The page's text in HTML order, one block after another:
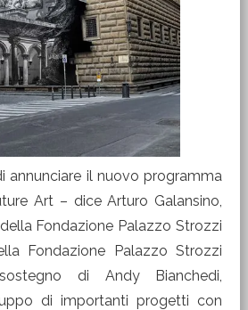
annunciare il nuovo programma
Art – dice Arturo Galansino,
Fondazione Palazzo Strozzi
Fondazione Palazzo Strozzi
di Andy Bianchedi,
di importanti progetti con